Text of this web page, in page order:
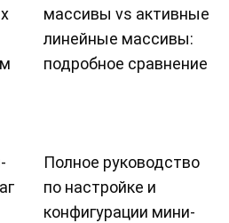
массивы vs активные
линейные массивы:
подробное сравнение
Полное руководство
по настройке и
конфигурации мини-